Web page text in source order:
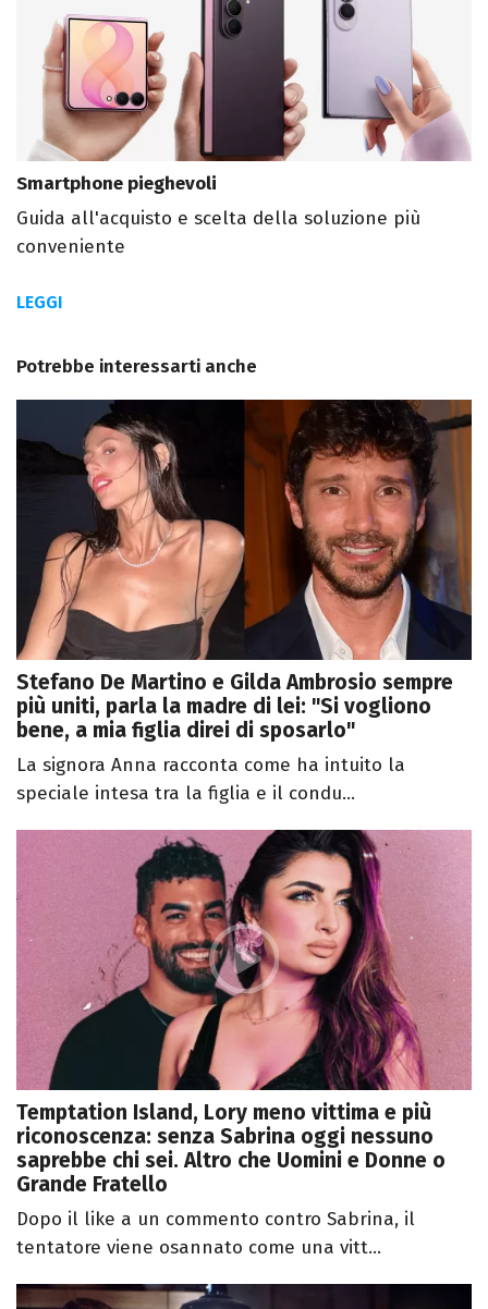
Smartphone pieghevoli
Guida all'acquisto e scelta della soluzione più
conveniente
LEGGI
Potrebbe interessarti anche
Stefano De Martino e Gilda Ambrosio sempre
più uniti, parla la madre di lei: "Si vogliono
bene, a mia figlia direi di sposarlo"
La signora Anna racconta come ha intuito la
speciale intesa tra la figlia e il condu...
Temptation Island, Lory meno vittima e più
riconoscenza: senza Sabrina oggi nessuno
saprebbe chi sei. Altro che Uomini e Donne o
Grande Fratello
Dopo il like a un commento contro Sabrina, il
tentatore viene osannato come una vitt...